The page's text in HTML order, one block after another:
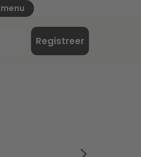
- naar startpagina
Registreer
Inloggen